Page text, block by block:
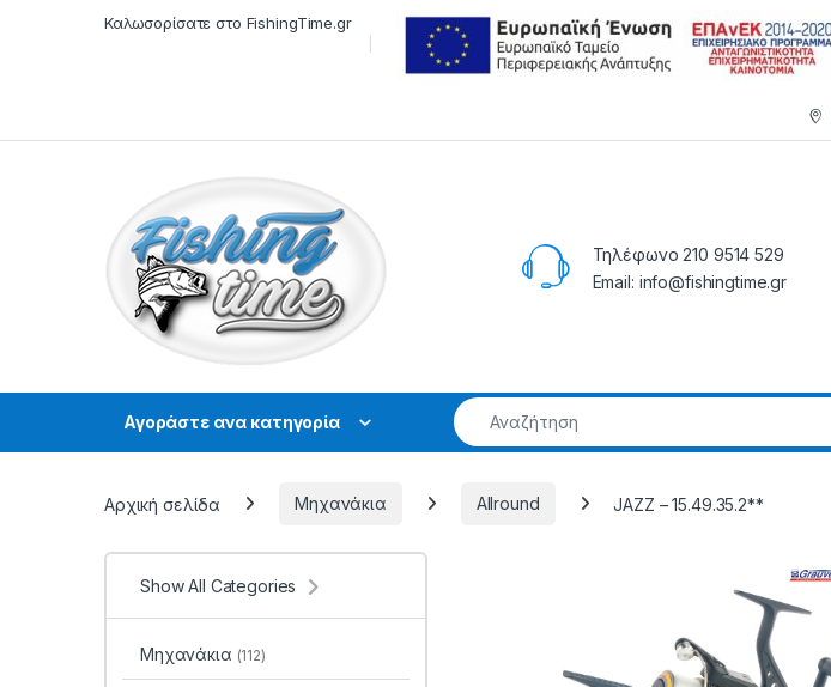
Καλωσορίσατε στο FishingTime.gr
Τηλέφωνο 210 9514 529
Email: info@fishingtime.gr
Αγοράστε ανα κατηγορία
Αρχική σελίδα Μηχανάκια Allround JAZZ – 15.49.35.2**
Show All Categories
Μηχανάκια (112)